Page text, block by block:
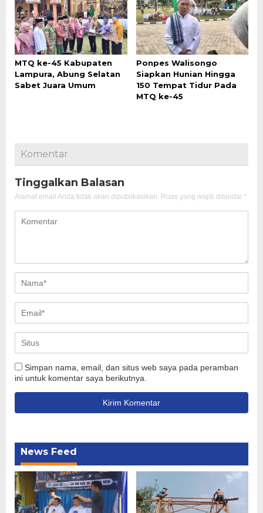
MTQ ke-45 Kabupaten
Lampura, Abung Selatan
Sabet Juara Umum
Ponpes Walisongo
Siapkan Hunian Hingga
150 Tempat Tidur Pada
MTQ ke-45
Komentar
Tinggalkan Balasan
Alamat email Anda tidak akan dipublikasikan. Ruas yang wajib ditandai *
Simpan nama, email, dan situs web saya pada peramban
ini untuk komentar saya berikutnya.
News Feed